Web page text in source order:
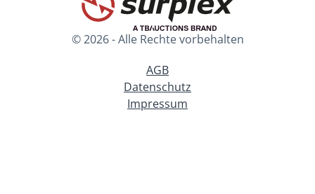
© 2026 - Alle Rechte vorbehalten
AGB
Datenschutz
Impressum